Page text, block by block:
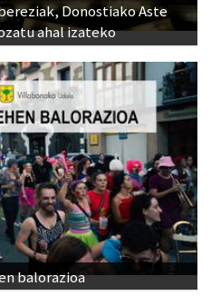
Donostiako Aste
ahal izateko
balorazioa